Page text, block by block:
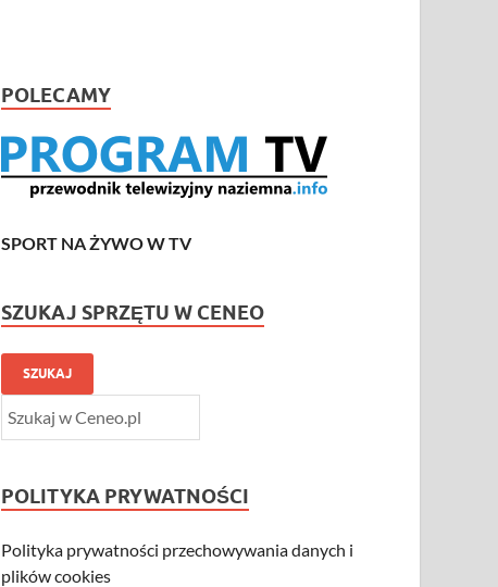
POLECAMY
SPORT NA ŻYWO W TV
SZUKAJ SPRZĘTU W CENEO
SZUKAJ
POLITYKA PRYWATNOŚCI
Polityka prywatności przechowywania danych i
plików cookies